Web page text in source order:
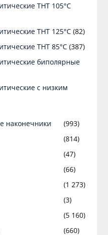
THT 105°C
THT 125°C(82)
THT 85°C(387)
биполярные
с низким
наконечники
(993)
(814)
(47)
(66)
(1 273)
(3)
(5 160)
(660)